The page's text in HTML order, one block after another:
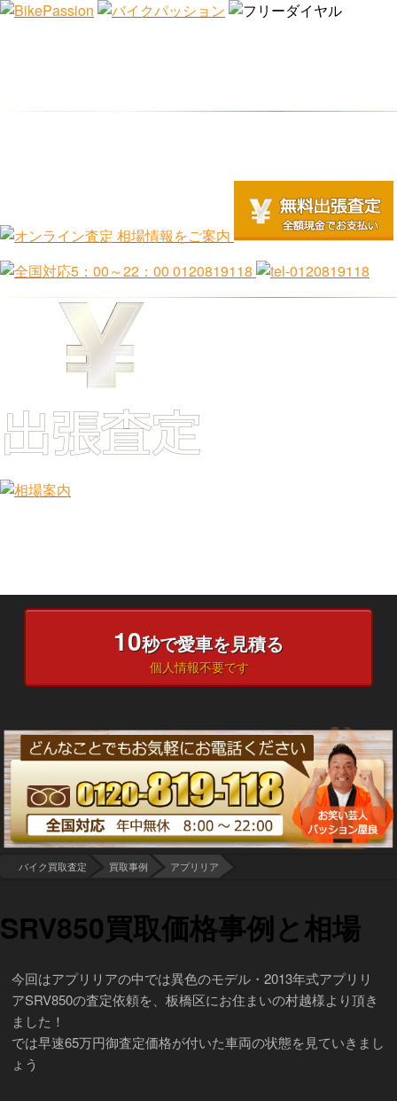
10秒で愛車を見積る
個人情報不要です
バイク買取査定 買取事例 アプリリア
SRV850買取価格事例と相場
今回はアプリリアの中では異色のモデル・2013年式アプリリ
アSRV850の査定依頼を、板橋区にお住まいの村越様より頂き
ました！
では早速65万円御査定価格が付いた車両の状態を見ていきまし
ょう